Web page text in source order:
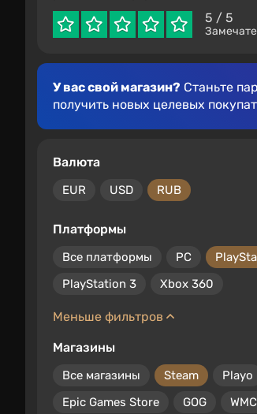
5 / 5
У вас свой магазин? Станьте
получить новых целевых
Валюта
EUR USD RUB
Платформы
Все платформы PC
PlayStation 3
Xbox 360
Меньше фильтров
Магазины
Все магазины Steam Playo
Epic Games Store
GOG